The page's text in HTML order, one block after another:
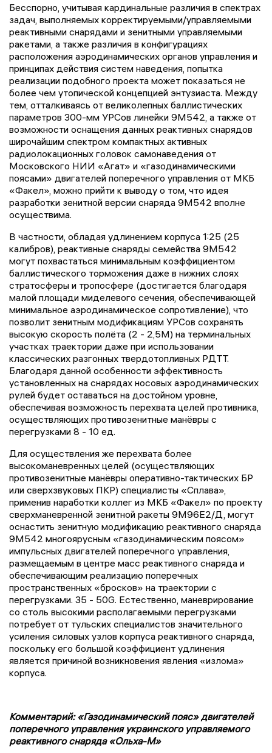
Бесспорно, учитывая кардинальные различия в спектрах
задач, выполняемых корректируемыми/управляемыми
реактивными снарядами и зенитными управляемыми
ракетами, а также различия в конфигурациях
расположения аэродинамических органов управления и
принципах действия систем наведения, попытка
реализации подобного проекта может показаться не
более чем утопической концепцией энтузиаста. Между
тем, отталкиваясь от великолепных баллистических
параметров 300-мм УРСов линейки 9М542, а также от
возможности оснащения данных реактивных снарядов
широчайшим спектром компактных активных
радиолокационных головок самонаведения от
Московского НИИ «Агат» и «газодинамическими
поясами» двигателей поперечного управления от МКБ
«Факел», можно прийти к выводу о том, что идея
разработки зенитной версии снаряда 9М542 вполне
осуществима.
В частности, обладая удлинением корпуса 1:25 (25
калибров), реактивные снаряды семейства 9М542
могут похвастаться минимальным коэффициентом
баллистического торможения даже в нижних слоях
стратосферы и тропосфере (достигается благодаря
малой площади миделевого сечения, обеспечивающей
минимальное аэродинамическое сопротивление), что
позволит зенитным модификациям УРСов сохранять
высокую скорость полёта (2 - 2,5М) на терминальных
участках траектории даже при использовании
классических разгонных твердотопливных РДТТ.
Благодаря данной особенности эффективность
установленных на снарядах носовых аэродинамических
рулей будет оставаться на достойном уровне,
обеспечивая возможность перехвата целей противника,
осуществляющих противозенитные манёвры с
перегрузками 8 - 10 ед.
Для осуществления же перехвата более
высокоманевренных целей (осуществляющих
противозенитные манёвры оперативно-тактических БР
или сверхзвуковых ПКР) специалисты «Сплава»,
применив наработки коллег из МКБ «Факел» по проекту
сверхманевренной зенитной ракеты 9М96Е2/Д, могут
оснастить зенитную модификацию реактивного снаряда
9М542 многоярусным «газодинамическим поясом»
импульсных двигателей поперечного управления,
размещаемым в центре масс реактивного снаряда и
обеспечивающим реализацию поперечных
пространственных «бросков» на траектории с
перегрузками. 35 - 50G. Естественно, маневрирование
со столь высокими располагаемыми перегрузками
потребует от тульских специалистов значительного
усиления силовых узлов корпуса реактивного снаряда,
поскольку его большой коэффициент удлинения
является причиной возникновения явления «излома»
корпуса.
Комментарий: «Газодинамический пояс» двигателей
поперечного управления украинского управляемого
реактивного снаряда «Ольха-М»